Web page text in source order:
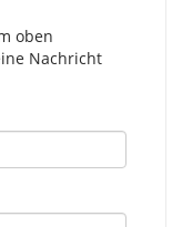
oben
Nachricht